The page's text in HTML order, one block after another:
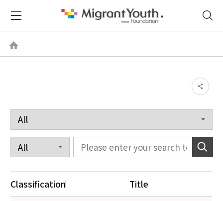
Classification Title